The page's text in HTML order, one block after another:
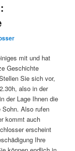
mit und hat
Geschichte
Sie sich vor,
also in der
der Lage Ihnen die
Sohn. Also rufen
kommt auch
erscheint
Ihre